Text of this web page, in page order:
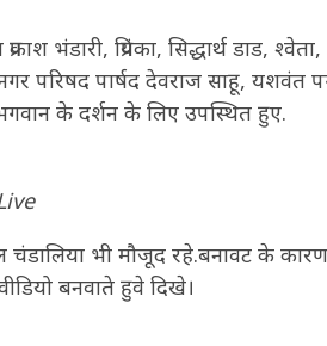
भंडारी, प्रियंका, सिद्धार्थ डाड,
परिषद पार्षद देवराज साहू, यशवंत
के दर्शन के लिए उपस्थित हुए.
चंडालिया भी मौजूद रहे.बनावट के
बनवाते हुवे दिखे।